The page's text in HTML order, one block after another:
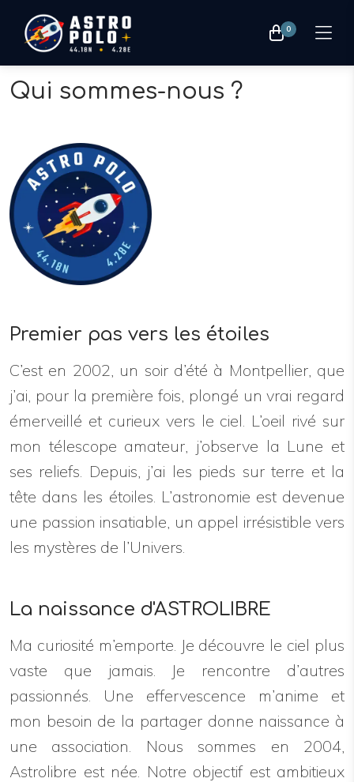
0
Qui sommes-nous ?
Premier pas vers les étoiles
C’est en 2002, un soir d’été à Montpellier, que
j’ai, pour la première fois, plongé un vrai regard
émerveillé et curieux vers le ciel. L’oeil rivé sur
mon télescope amateur, j’observe la Lune et
ses reliefs. Depuis, j’ai les pieds sur terre et la
tête dans les étoiles. L’astronomie est devenue
une passion insatiable, un appel irrésistible vers
les mystères de l’Univers.
La naissance d'ASTROLIBRE
Ma curiosité m’emporte. Je découvre le ciel plus
vaste que jamais. Je rencontre d’autres
passionnés. Une effervescence m’anime et
mon besoin de la partager donne naissance à
une association. Nous sommes en 2004,
Astrolibre est née. Notre objectif est ambitieux